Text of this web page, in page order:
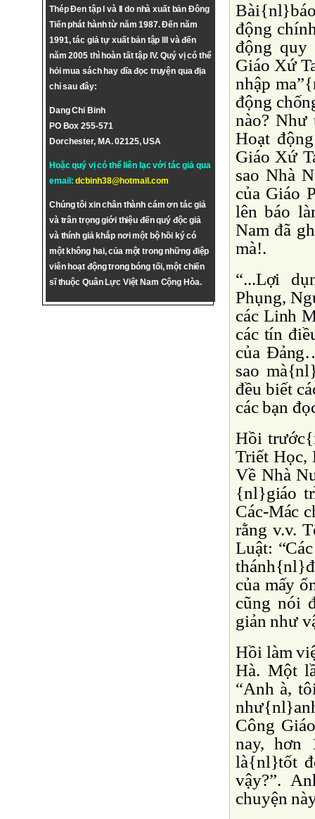
Thép Đen tập I và II do nhà xuất bản Đông
Tiến phát hành từ năm 1987. Đến năm
1991, tác giả tự xuất bản tập III và đến
năm 2005 thì hoàn tất tập IV. Quý vị có thể
hỏi mua sách hay dĩa đọc truyện qua địa
chỉ sau đây:
Dang Chi Binh
PO Box 255-571
Dorchester, MA. 02125, USA
Hoặc quý vị có thể liên lạc với tác giả qua
email:dcbinh38@hotmail.com
Chúng tôi xin chân thành cám ơn tác giả
và trân trọng giới thiệu đến quý độc giả
và thính giả khắp nơi một bộ hồi ký có
một không hai, của một trong những điệp
viên hoạt động trong bóng tối, một chiến
sĩ thuộc Quân Lực Việt Nam Cộng Hòa.
động
động quy
Giáo Xứ
nhập
động
nào?
Hoạt
Giáo Xứ
sao Nhà
của Giáo
lên báo
Nam đã
mà!.
“...Lợi
Phụng,
các Linh
các tín
của
sao
đều biết
các bạn
Hồi
Triết
Về Nhà
{nl}giáo
Các-Mác
rằng v.v.
Luật:
của mấy
cũng nói
giản như
Hồi làm
Hà. Một
“Anh à,
Công
nay, hơn
là{nl}tốt
vậy?”.
chuyện